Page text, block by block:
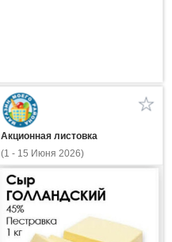
Акционная листовка
(1 - 15 Июня 2026)